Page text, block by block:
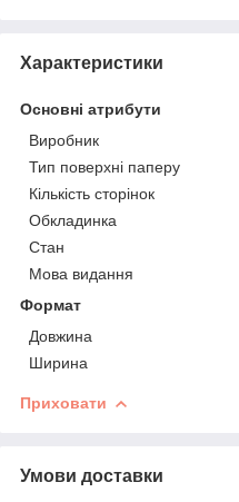
Характеристики
Основні атрибути
Виробник
Тип поверхні паперу
Кількість сторінок
Обкладинка
Стан
Мова видання
Формат
Довжина
Ширина
Приховати
Умови доставки